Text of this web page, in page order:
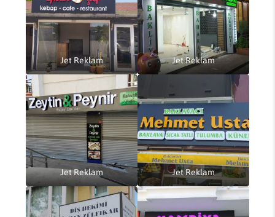
Jet Reklam Jet Reklam
Jet Reklam Jet Reklam